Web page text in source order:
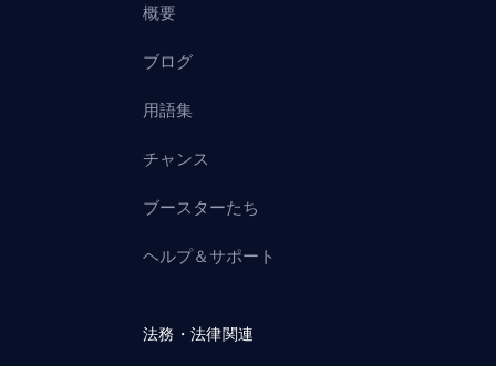
概要
ブログ
用語集
チャンス
ブースターたち
ヘルプ＆サポート
法務・法律関連